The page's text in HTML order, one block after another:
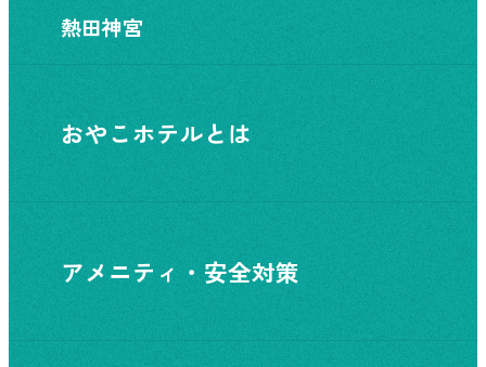
熱田神宮
おやこホテルとは
アメニティ・安全対策